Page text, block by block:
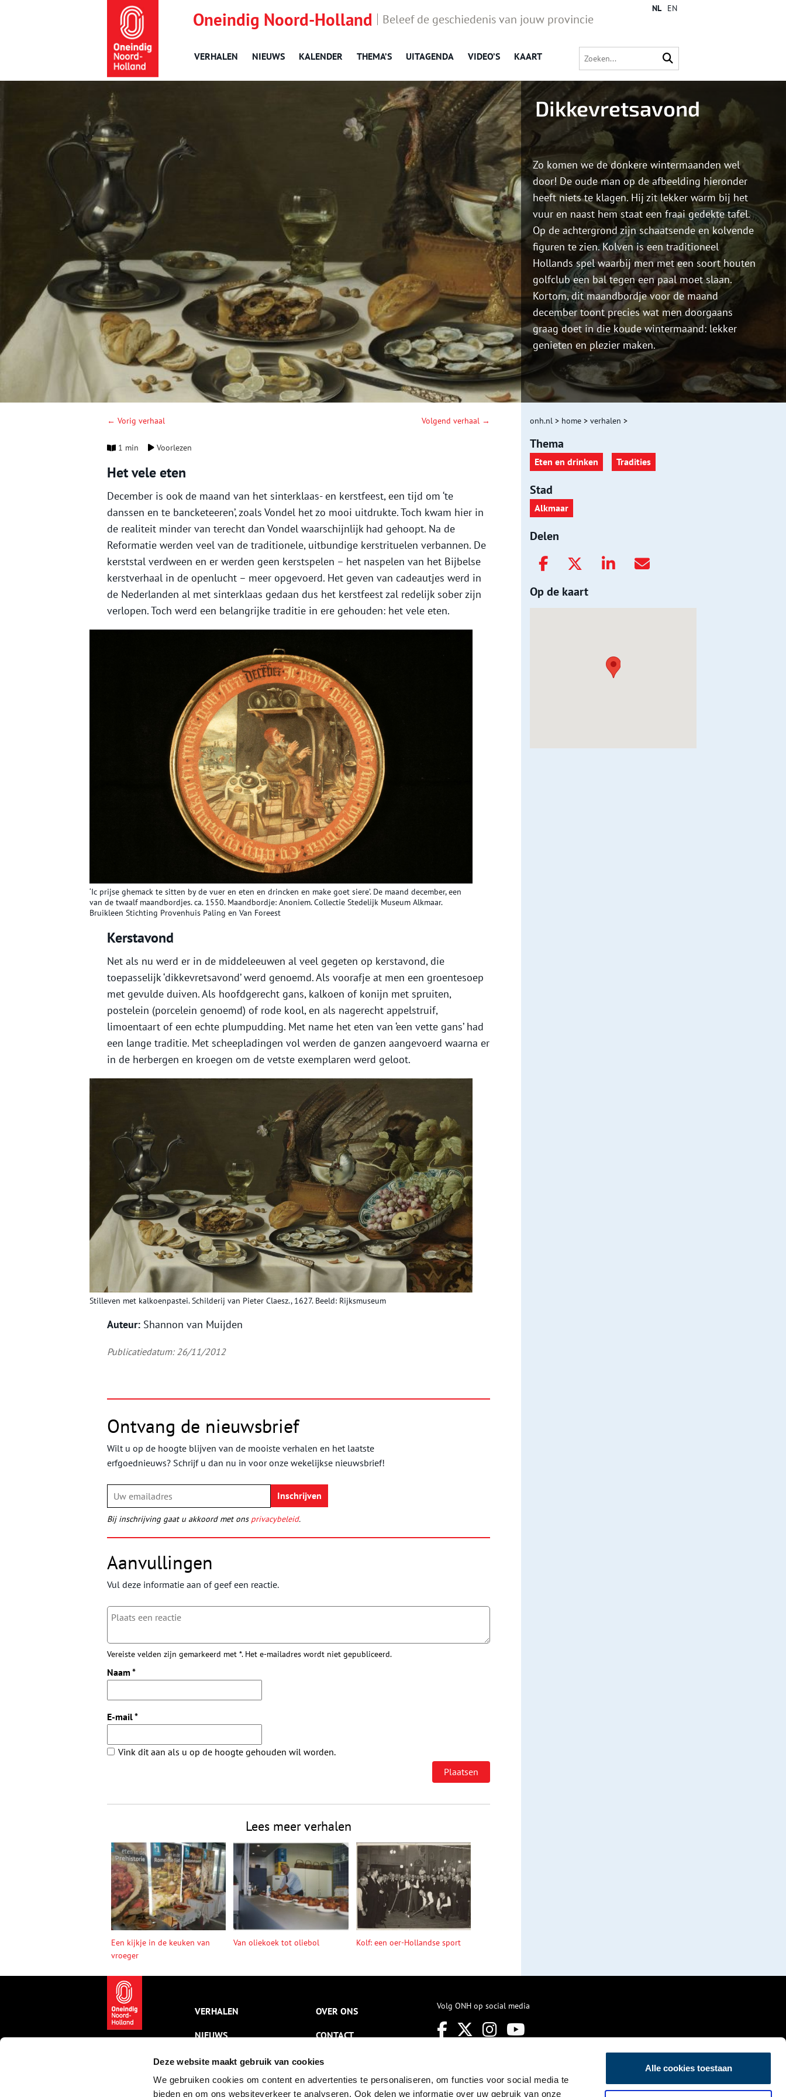
Deze website maakt gebruik van cookies
We gebruiken cookies om content en advertenties te personaliseren, om functies voor social media te
bieden en om ons websiteverkeer te analyseren. Ook delen we informatie over uw gebruik van onze
Alle cookies toestaan
Oneindig Noord-Holland Beleef de geschiedenis van jouw provincie
VERHALEN NIEUWS KALENDER THEMA’S UITAGENDA VIDEO’S KAART
NL EN
Dikkevretsavond
Zo komen we de donkere wintermaanden wel
door! De oude man op de afbeelding hieronder
heeft niets te klagen. Hij zit lekker warm bij het
vuur en naast hem staat een fraai gedekte tafel.
Op de achtergrond zijn schaatsende en kolvende
figuren te zien. Kolven is een traditioneel
Hollands spel waarbij men met een soort houten
golfclub een bal tegen een paal moet slaan.
Kortom, dit maandbordje voor de maand
december toont precies wat men doorgaans
graag doet in die koude wintermaand: lekker
genieten en plezier maken.
← Vorig verhaal Volgend verhaal →
1 min Voorlezen
Het vele eten
December is ook de maand van het sinterklaas- en kerstfeest, een tijd om ‘te
danssen en te bancketeeren’, zoals Vondel het zo mooi uitdrukte. Toch kwam hier in
de realiteit minder van terecht dan Vondel waarschijnlijk had gehoopt. Na de
Reformatie werden veel van de traditionele, uitbundige kerstrituelen verbannen. De
kerststal verdween en er werden geen kerstspelen – het naspelen van het Bijbelse
kerstverhaal in de openlucht – meer opgevoerd. Het geven van cadeautjes werd in
de Nederlanden al met sinterklaas gedaan dus het kerstfeest zal redelijk sober zijn
verlopen. Toch werd een belangrijke traditie in ere gehouden: het vele eten.
‘Ic prijse ghemack te sitten by de vuer en eten en drincken en make goet siere’. De maand december, een
van de twaalf maandbordjes. ca. 1550. Maandbordje: Anoniem. Collectie Stedelijk Museum Alkmaar.
Bruikleen Stichting Provenhuis Paling en Van Foreest
Kerstavond
Net als nu werd er in de middeleeuwen al veel gegeten op kerstavond, die
toepasselijk ‘dikkevretsavond’ werd genoemd. Als voorafje at men een groentesoep
met gevulde duiven. Als hoofdgerecht gans, kalkoen of konijn met spruiten,
postelein (porcelein genoemd) of rode kool, en als nagerecht appelstruif,
limoentaart of een echte plumpudding. Met name het eten van ‘een vette gans’ had
een lange traditie. Met scheepladingen vol werden de ganzen aangevoerd waarna er
in de herbergen en kroegen om de vetste exemplaren werd geloot.
Stilleven met kalkoenpastei. Schilderij van Pieter Claesz., 1627. Beeld: Rijksmuseum
Auteur: Shannon van Muijden
Publicatiedatum: 26/11/2012
Ontvang de nieuwsbrief
Wilt u op de hoogte blijven van de mooiste verhalen en het laatste
erfgoednieuws? Schrijf u dan nu in voor onze wekelijkse nieuwsbrief!
Bij inschrijving gaat u akkoord met ons privacybeleid.
Aanvullingen
Vul deze informatie aan of geef een reactie.
Vereiste velden zijn gemarkeerd met *. Het e-mailadres wordt niet gepubliceerd.
Naam *
E-mail*
Vink dit aan als u op de hoogte gehouden wil worden.
Lees meer verhalen
Een kijkje in de keuken van
vroeger
Van oliekoek tot oliebol Kolf: een oer-Hollandse sport
onh.nl > home > verhalen >
Thema
Eten en drinken Tradities
Stad
Alkmaar
Delen
Op de kaart
VERHALEN
NIEUWS
KALENDER
THEMA’S
OVER ONS
CONTACT
NIEUWSBRIEF
DISCLAIMER
Volg ONH op social media